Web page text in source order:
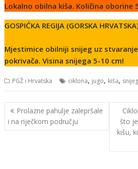
Lokalno obilna kiša. Količina oborine
GOSPIĆKA REGIJA (GORSKA
Mjestimice obilniji snijeg uz
pokrivača. Visina snijega 5-10 cm!
PGŽ i Hrvatska ciklona, jugo, kiša, snijeg
Navigacija
objava
Prolazne pahulje zalepršale
i na riječkom području
što
kišu,